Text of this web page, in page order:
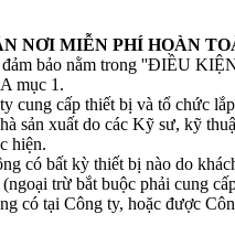
NƠI MIỄN PHÍ HOÀN
đảm bảo nằm trong ''ĐIỀU
mục 1.
cung cấp thiết bị và tổ chức
sản xuất do các Kỹ sư, kỹ
hiện.
có bất kỳ thiết bị nào do
trừ bắt buộc phải cung
có tại Công ty, hoặc được